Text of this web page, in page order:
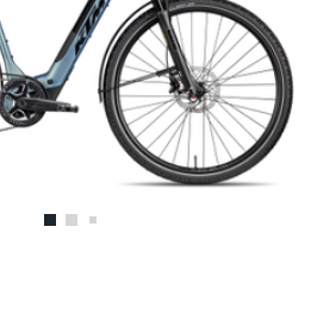
zu
gelangen.
Benutzer
von
können
Touch-
und